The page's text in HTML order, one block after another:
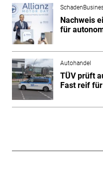
Nachweis
für
Autohandel
TÜV prüft
Fast reif